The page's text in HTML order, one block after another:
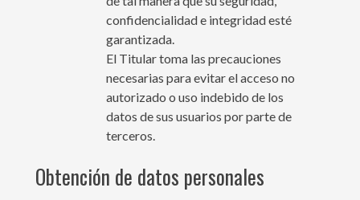
confidencialidad e integridad esté
garantizada.
El Titular toma las precauciones
necesarias para evitar el acceso no
autorizado o uso indebido de los
datos de sus usuarios por parte de
terceros.
Obtención de datos personales